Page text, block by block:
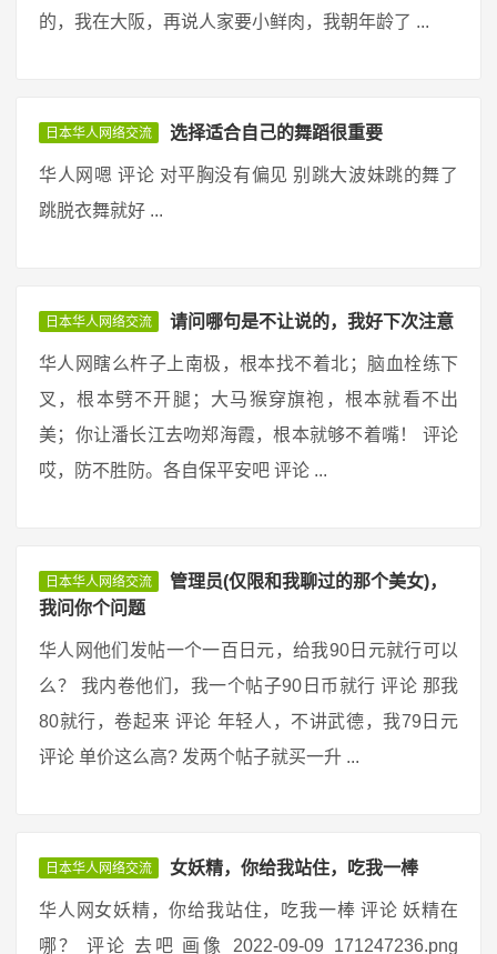
的，我在大阪，再说人家要小鲜肉，我朝年龄了 ...
日本华人网络交流 选择适合自己的舞蹈很重要
华人网嗯 评论 对平胸没有偏见 别跳大波妹跳的舞了
跳脱衣舞就好 ...
日本华人网络交流 请问哪句是不让说的，我好下次注意
华人网瞎么杵子上南极，根本找不着北；脑血栓练下
叉，根本劈不开腿；大马猴穿旗袍，根本就看不出
美；你让潘长江去吻郑海霞，根本就够不着嘴！ 评论
哎，防不胜防。各自保平安吧 评论 ...
日本华人网络交流
管理员(仅限和我聊过的那个美女)，
我问你个问题
华人网他们发帖一个一百日元，给我90日元就行可以
么？ 我内卷他们，我一个帖子90日币就行 评论 那我
80就行，卷起来 评论 年轻人，不讲武德，我79日元
评论 单价这么高? 发两个帖子就买一升 ...
日本华人网络交流 女妖精，你给我站住，吃我一棒
华人网女妖精，你给我站住，吃我一棒 评论 妖精在
哪？ 评论 去吧 画像_2022-09-09_171247236.png